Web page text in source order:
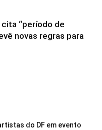
“período de
novas regras para
do DF em evento